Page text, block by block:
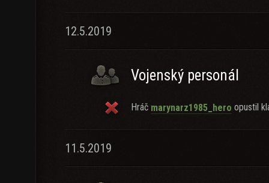
12.5.2019
Vojenský personál
Hráč marynarz1985_hero opustil
11.5.2019